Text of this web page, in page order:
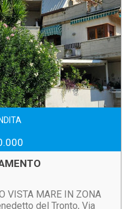
VISTA MARE IN ZONA
del Tronto, Via